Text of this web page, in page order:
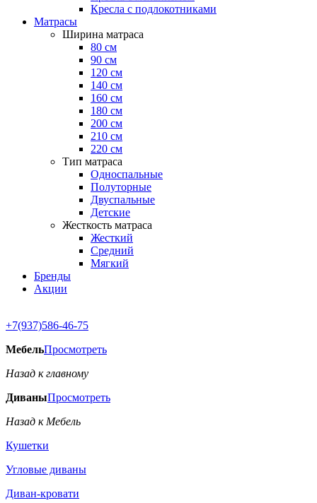
Кресла с подлокотниками
Матрасы
Ширина матраса
80 см
90 см
120 см
140 см
160 см
180 см
200 см
210 см
220 см
Тип матраса
Односпальные
Полуторные
Двуспальные
Детские
Жесткость матраса
Жесткий
Средний
Мягкий
Бренды
Акции
+7(937)586-46-75
МебельПросмотреть
Назад к главному
ДиваныПросмотреть
Назад к Мебель
Кушетки
Угловые диваны
Диван-кровати